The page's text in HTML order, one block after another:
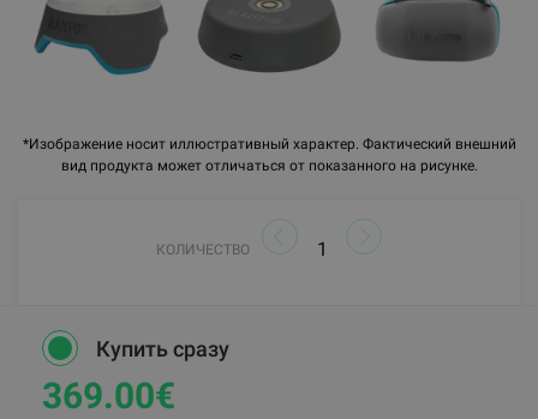
*Изображение носит иллюстративный характер. Фактический внешний
вид продукта может отличаться от показанного на рисунке.
КОЛИЧЕСТВО
Купить сразу
369.00€